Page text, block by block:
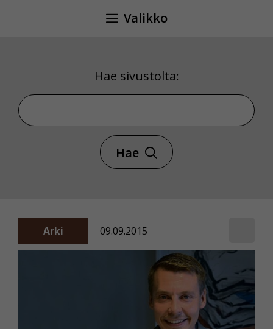
Valikko
Hae sivustolta:
Hae sivustolta
Hae
Arki 09.09.2015